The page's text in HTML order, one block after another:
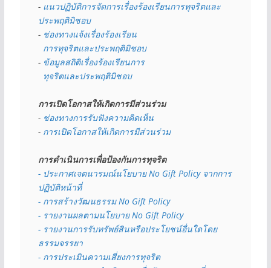
- แนวปฏิบัติการจัดการเรื่องร้องเรียนการทุจริตและ
ประพฤติมิชอบ
- ช่องทางแจ้งเรื่องร้องเรียน
  การทุจริตและประพฤติมิชอบ
- ข้อมูลสถิติเรื่องร้องเรียนการ
  ทุจริตและประพฤติมิชอบ
การเปิดโอกาสให้เกิดการมีส่วนร่วม
- ช่องทางการรับฟังความคิดเห็น
- การเปิดโอกาสให้เกิดการมีส่วนร่วม
การดำเนินการเพื่อป้องกันการทุจริต
- ประกาศเจตนารมณ์นโยบาย No Gift Policy จากการ
ปฏิบัติหน้าที่
- การสร้างวัฒนธรรม No Gift Policy
- รายงานผลตามนโยบาย No Gift Policy
- รายงานการรับทรัพย์สินหรือประโยชน์อื่นใดโดย
ธรรมจรรยา
- การประเมินความเสี่ยงการทุจริต